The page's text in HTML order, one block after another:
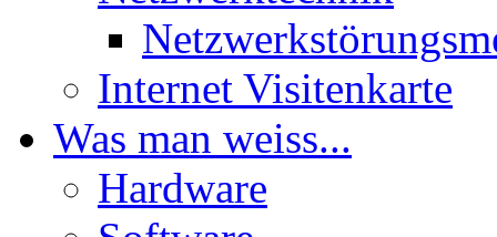
Internet Visitenkarte
Was man weiss...
Hardware